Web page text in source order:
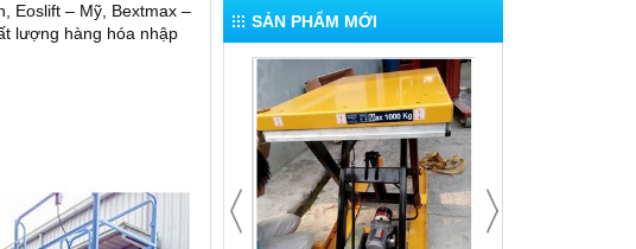
Eoslift – Mỹ, Bextmax –
lượng hàng hóa nhập
SẢN PHẨM MỚI